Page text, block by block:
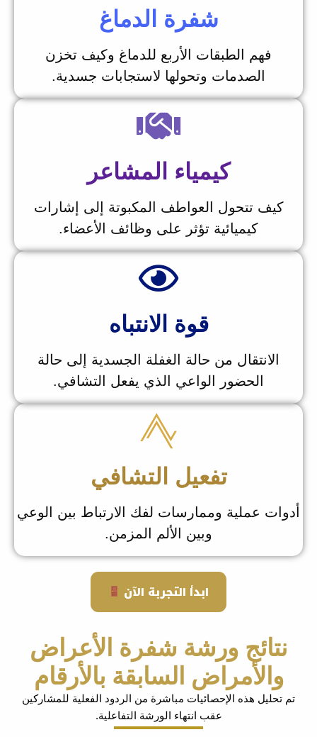
شفرة الدماغ
فهم الطبقات الأربع للدماغ وكيف تخزن
الصدمات وتحولها لاستجابات جسدية.
كيمياء المشاعر
تتحول العواطف المكبوتة إلى إشارات
كيميائية تؤثر على وظائف الأعضاء.
قوة الانتباه
الانتقال من حالة الغفلة الجسدية إلى حالة
الحضور الواعي الذي يفعل التشافي.
تفعيل التشافي
عملية وممارسات لفك الارتباط بين الوعي
وبين الألم المزمن.
ابدأ التجربة الآن
ورشة شفرة الأعراض
السابقة بالأرقام
هذه الإحصائيات مباشرة من الردود الفعلية للمشاركين
عقب انتهاء الورشة التفاعلية.